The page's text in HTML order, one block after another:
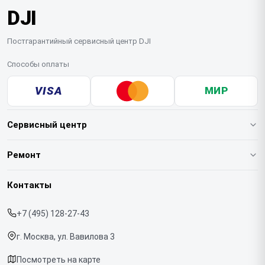
DJI
Постгарантийный сервисный центр DJI
Способы оплаты
VISA МИР
Сервисный центр
О нашем сервисе
Срочный ремонт
Доставка и способы оплаты
Ремонт
Квадрокоптеров
Контакты
+7 (495) 128-27-43
г. Москва, ул. Вавилова 3
Посмотреть на карте